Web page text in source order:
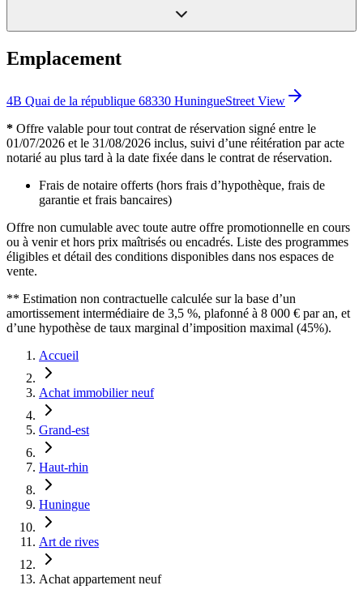
Emplacement
4B Quai de la république 68330 HuningueStreet View
* Offre valable pour tout contrat de réservation signé entre le
01/07/2026 et le 31/08/2026 inclus, suivi d’une réitération par acte
notarié au plus tard à la date fixée dans le contrat de réservation.
Frais de notaire offerts (hors frais d’hypothèque, frais de
garantie et frais bancaires)
Offre non cumulable avec toute autre offre promotionnelle en cours
ou à venir et hors prix maîtrisés ou encadrés. Liste des programmes
éligibles et détail des conditions disponibles dans nos espaces de
vente.
** Estimation non contractuelle calculée sur la base d’un
amortissement intermédiaire de 3,5 %, plafonné à 8 000 € par an, et
d’une hypothèse de taux marginal d’imposition maximal (45%).
Accueil
Achat immobilier neuf
Grand-est
Haut-rhin
Huningue
Art de rives
Achat appartement neuf